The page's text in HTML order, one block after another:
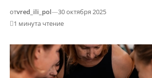
отvred_ili_pol—30 октября 2025
1 минута чтение